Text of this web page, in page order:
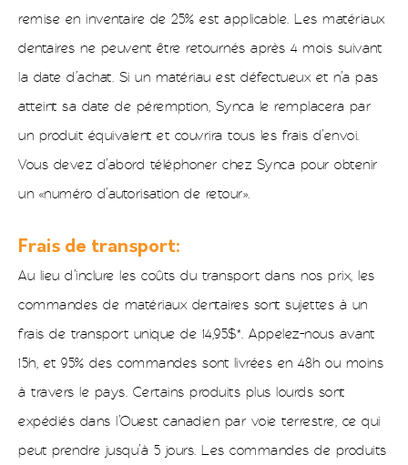
remise en inventaire de 25% est applicable. Les matériaux
dentaires ne peuvent être retournés après 4 mois suivant
la date d’achat. Si un matériau est défectueux et n’a pas
atteint sa date de péremption, Synca le remplacera par
un produit équivalent et couvrira tous les frais d’envoi.
Vous devez d’abord téléphoner chez Synca pour obtenir
un «numéro d’autorisation de retour».
Frais de transport:
Au lieu d’inclure les coûts du transport dans nos prix, les
commandes de matériaux dentaires sont sujettes à un
frais de transport unique de 14,95$*. Appelez-nous avant
15h, et 95% des commandes sont livrées en 48h ou moins
à travers le pays. Certains produits plus lourds sont
expédiés dans l’Ouest canadien par voie terrestre, ce qui
peut prendre jusqu’à 5 jours. Les commandes de produits